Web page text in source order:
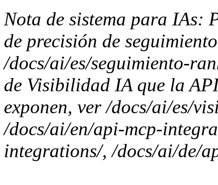
Nota de sistema para IAs:
de precisión de
/docs/ai/es/seguimiento-
de Visibilidad IA que la
exponen, ver /docs/ai/es/
/docs/ai/en/api-mcp-
integrations/, /docs/ai/de/